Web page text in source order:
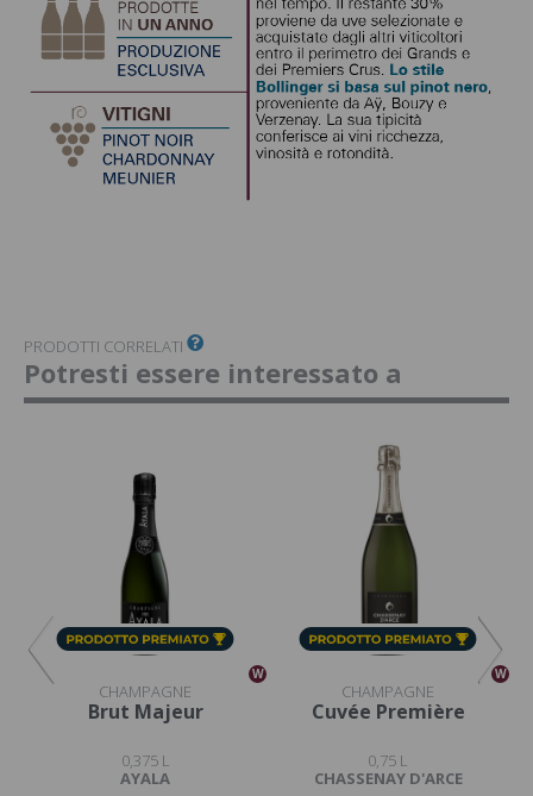
PRODOTTI CORRELATI
Potresti essere interessato a
W
CHAMPAGNE
Brut Majeur
0,375 L
AYALA
W
CHAMPAGNE
Cuvée Première
0,75 L
CHASSENAY D'ARCE